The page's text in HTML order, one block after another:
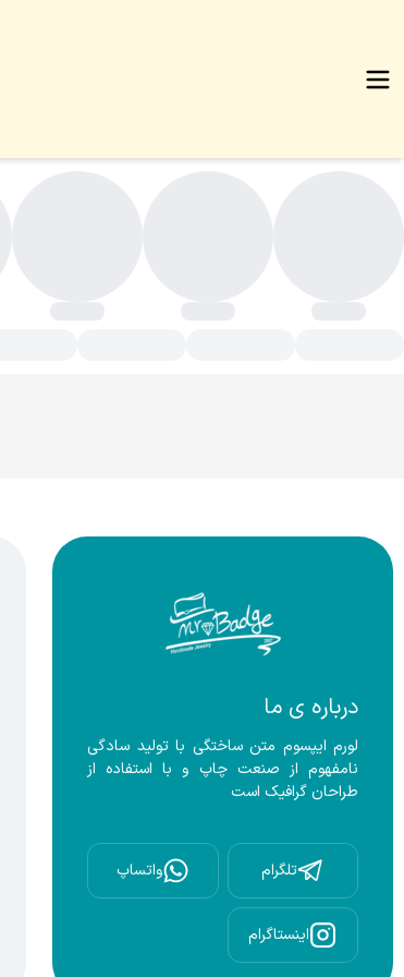
درباره ی ما
نامفهوم از صنعت چاپ و با استفاده از
طراحان گرافیک است
تلگرام واتساپ
اینستاگرام